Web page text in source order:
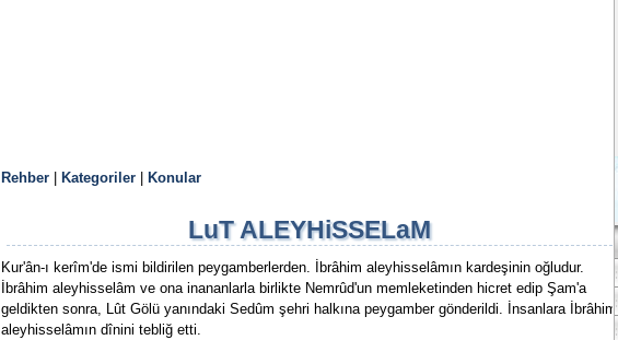
Rehber Kategoriler Konular
LuT ALEYHiSSELaM
Kur'ân-ı kerîm'de ismi bildirilen peygamberlerden. İbrâhim aleyhisselâmın kardeşinin oğludur.
İbrâhim aleyhisselâm ve ona inananlarla birlikte Nemrûd'un memleketinden hicret edip Şam'a
geldikten sonra, Lût Gölü yanındaki Sedûm şehri halkına peygamber gönderildi. İnsanlara İbrâhim
aleyhisselâmın dînini tebliğ etti.